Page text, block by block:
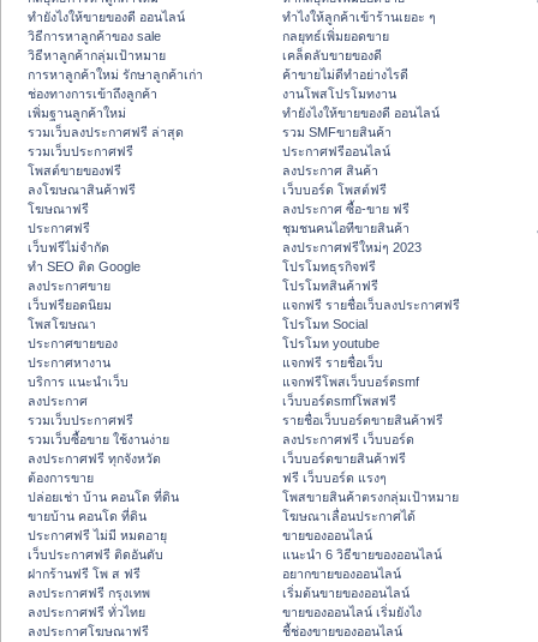
ทํายังไงให้ขายของดี ออนไลน์
วิธีการหาลูกค้าของ sale
วิธีหาลูกค้ากลุ่มเป้าหมาย
การหาลูกค้าใหม่ รักษาลูกค้าเก่า
ช่องทางการเข้าถึงลูกค้า
เพิ่มฐานลูกค้าใหม่
รวมเว็บลงประกาศฟรี ล่าสุด
รวมเว็บประกาศฟรี
โพสต์ขายของฟรี
ลงโฆษณาสินค้าฟรี
โฆษณาฟรี
ประกาศฟรี
เว็บฟรีไม่จำกัด
ทำ SEO ติด Google
ลงประกาศขาย
เว็บฟรียอดนิยม
โพสโฆษณา
ประกาศขายของ
ประกาศหางาน
บริการ แนะนำเว็บ
ลงประกาศ
รวมเว็บประกาศฟรี
รวมเว็บซื้อขาย ใช้งานง่าย
ลงประกาศฟรี ทุกจังหวัด
ต้องการขาย
ปล่อยเช่า บ้าน คอนโด ที่ดิน
ขายบ้าน คอนโด ที่ดิน
ประกาศฟรี ไม่มี หมดอายุ
เว็บประกาศฟรี ติดอันดับ
ฝากร้านฟรี โพ ส ฟรี
ลงประกาศฟรี กรุงเทพ
ลงประกาศฟรี ทั่วไทย
ลงประกาศโฆษณาฟรี
ทําไงให้ลูกค้าเข้าร้านเยอะ ๆ
กลยุทธ์เพิ่มยอดขาย
เคล็ดลับขายของดี
ค้าขายไม่ดีทำอย่างไรดี
งานโพสโปรโมทงาน
ทํายังไงให้ขายของดี ออนไลน์
รวม SMFขายสินค้า
ประกาศฟรีออนไลน์
ลงประกาศ สินค้า
เว็บบอร์ด โพสต์ฟรี
ลงประกาศ ซื้อ-ขาย ฟรี
ชุมชนคนไอทีขายสินค้า
ลงประกาศฟรีใหม่ๆ 2023
โปรโมทธุรกิจฟรี
โปรโมทสินค้าฟรี
แจกฟรี รายชื่อเว็บลงประกาศฟรี
โปรโมท Social
โปรโมท youtube
แจกฟรี รายชื่อเว็บ
แจกฟรีโพสเว็บบอร์ดsmf
เว็บบอร์ดsmfโพสฟรี
รายชื่อเว็บบอร์ดขายสินค้าฟรี
ลงประกาศฟรี เว็บบอร์ด
เว็บบอร์ดขายสินค้าฟรี
ฟรี เว็บบอร์ด แรงๆ
โพสขายสินค้าตรงกลุ่มเป้าหมาย
โฆษณาเลื่อนประกาศได้
ขายของออนไลน์
แนะนำ 6 วิธีขายของออนไลน์
อยากขายของออนไลน์
เริ่มต้นขายของออนไลน์
ขายของออนไลน์ เริ่มยังไง
ชี้ช่องขายของออนไลน์